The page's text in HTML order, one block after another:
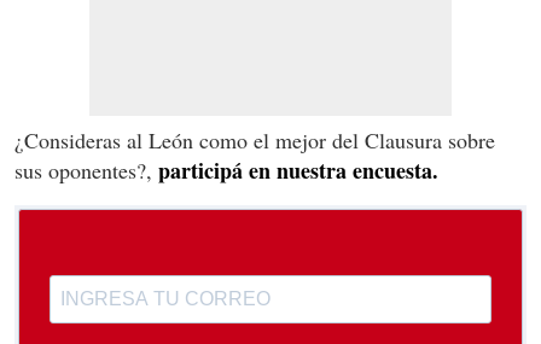
¿Consideras al León como el mejor del Clausura sobre
sus oponentes?, participá en nuestra encuesta.